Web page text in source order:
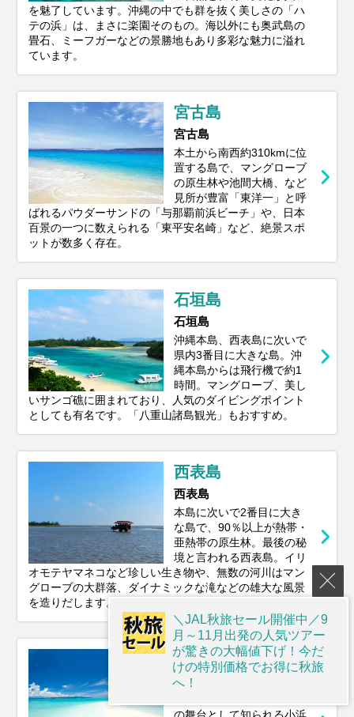
を魅了しています。沖縄の中でも群を抜く美しさの「ハ
テの浜」は、まさに楽園そのもの。海以外にも奥武島の
畳石、ミーフガーなどの景勝地もあり多彩な魅力に溢れ
ています。
宮古島
宮古島
本土から南西約310kmに位
置する島で、マングローブ
の原生林や池間大橋、など
見所が豊富「東洋一」と呼
ばれるパウダーサンドの「与那覇前浜ビーチ」や、日本
百景の一つに数えられる「東平安名崎」など、絶景スポ
ットが数多く存在。
石垣島
石垣島
沖縄本島、西表島に次いで
県内3番目に大きな島。沖
縄本島からは飛行機で約1
時間。マングローブ、美し
いサンゴ礁に囲まれており、人気のダイビングポイント
としても有名です。「八重山諸島観光」もおすすめ。
西表島
西表島
本島に次いで2番目に大き
な島で、90％以上が熱帯・
亜熱帯の原生林。最後の秘
境と言われる西表島。イリ
オモテヤマネコなど珍しい生き物や、無数の河川はマン
グローブの大群落、ダイナミックな滝などの雄大な風景
を造りだします。
小浜島
小浜島
＼JAL秋旅セール開催中／9
月～11月出発の人気ツアー
が驚きの大幅値下げ！今だ
けの特別価格でお得に秋旅
へ！